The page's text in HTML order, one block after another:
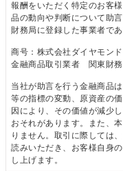
投資分析、仮説（
レターで詳しく説明
楽しみにしていて
(2022年8月1日に
して掲載)
報酬をいただく特定のお客
品の動向や判断について助
財務局に登録した事業者であ
商号：株式会社ダイヤモン
金融商品取引業者 関東財
当社が助言を行う金融商品
等の指標の変動、原資産の
因により、その価値が減少
おそれがあります。また、
りません。取引に際しては
読みいただき、お客様自身
し上げます。